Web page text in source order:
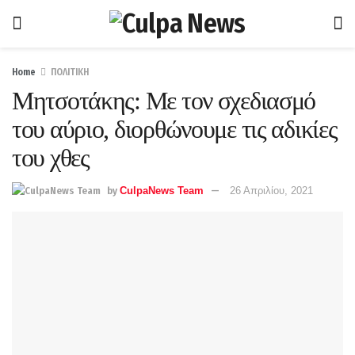
Home ΠΟΛΙΤΙΚΗ
Μητσοτάκης: Με τον σχεδιασμό
του αύριο, διορθώνουμε τις αδικίες
του χθες
by CulpaNews Team 26 Απριλίου, 2021